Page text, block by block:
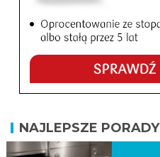
NAJLEPSZE